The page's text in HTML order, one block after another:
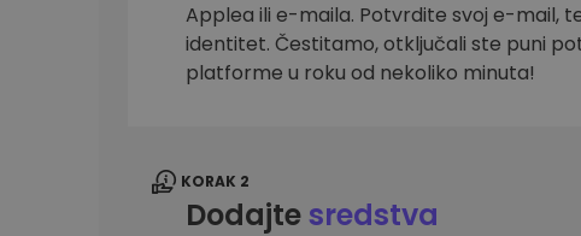
Istraživač ulaganja
Pronađi svoju kripto strategiju
Applea ili e-maila. Potvrdite svoj e-mail,
identitet. Čestitamo, otključali ste puni
platforme u roku od nekoliko minuta!
KORAK 2
Dodajtesredstva